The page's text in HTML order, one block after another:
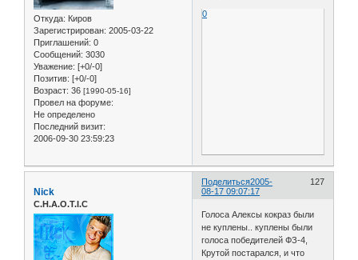
Откуда: Киров
Зарегистрирован: 2005-03-22
Приглашений: 0
Сообщений: 3030
Уважение: [+0/-0]
Позитив: [+0/-0]
Возраст: 36 [1990-05-16]
Провел на форуме:
Не определено
Последний визит:
2006-09-30 23:59:23
0
Поделиться 127
2005-
08-17 09:07:17
Nick
C.H.A.O.T.I.C
Голоса Алексы кокраз были
не куплены.. куплены были
голоса победителей ФЗ-4,
Крутой постарался, и что